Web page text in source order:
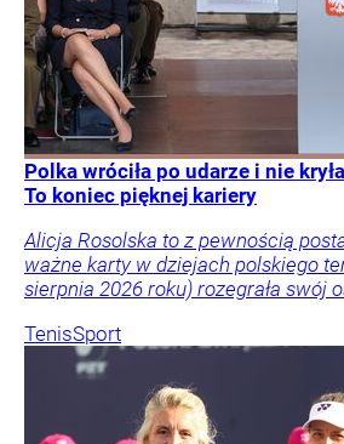
Polka wróciła po udarze i nie
To koniec pięknej kariery
Alicja Rosolska to z pewnością
ważne karty w dziejach polskiego
sierpnia 2026 roku) rozegrała swój
TenisSport